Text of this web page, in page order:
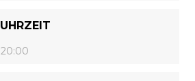
UHRZEIT
20:00